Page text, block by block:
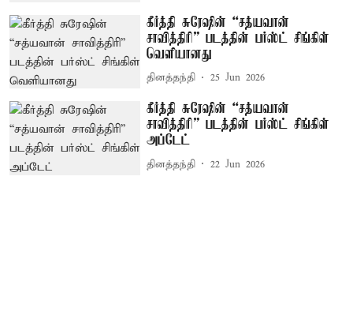
கீர்த்தி சுரேஷின் “சத்யவான்
சாவித்திரி” படத்தின் பர்ஸ்ட் சிங்கிள்
வெளியானது
தினத்தந்தி 25 Jun 2026
கீர்த்தி சுரேஷின் “சத்யவான்
சாவித்திரி” படத்தின் பர்ஸ்ட் சிங்கிள்
அப்டேட்
தினத்தந்தி 22 Jun 2026